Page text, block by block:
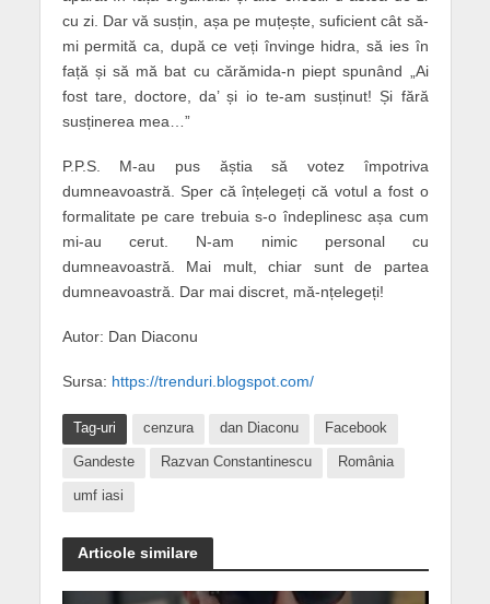
cu zi. Dar vă susțin, așa pe muțește, suficient cât să-
mi permită ca, după ce veți învinge hidra, să ies în
față și să mă bat cu cărămida-n piept spunând „Ai
fost tare, doctore, da’ și io te-am susținut! Și fără
susținerea mea…”
P.P.S. M-au pus ăștia să votez împotriva
dumneavoastră. Sper că înțelegeți că votul a fost o
formalitate pe care trebuia s-o îndeplinesc așa cum
mi-au cerut. N-am nimic personal cu
dumneavoastră. Mai mult, chiar sunt de partea
dumneavoastră. Dar mai discret, mă-nțelegeți!
Autor: Dan Diaconu
Sursa: https://trenduri.blogspot.com/
Tag-uri cenzura dan Diaconu Facebook
Gandeste Razvan Constantinescu România
umf iasi
Articole similare